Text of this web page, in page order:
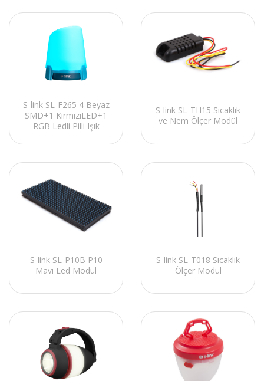
S-link SL-F265 4 Beyaz
SMD+1 KırmızıLED+1
RGB Ledli Pilli Işık
S-link SL-TH15 Sıcaklık
ve Nem Ölçer Modül
S-link SL-P10B P10
Mavi Led Modül
S-link SL-T018 Sıcaklık
Ölçer Modül